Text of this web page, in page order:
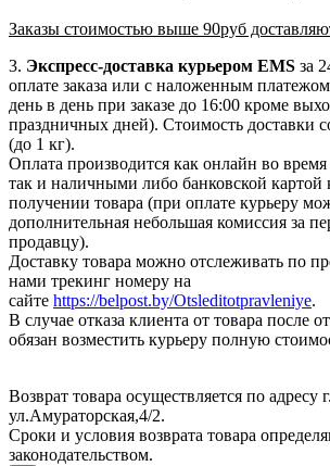
Заказы стоимостью выше 90руб
3. Экспресс-доставка курьером EMS за
оплате заказа или с наложенным
день в день при заказе до 16:00 кроме
праздничных дней). Стоимость доставки
(до 1 кг).
Оплата производится как онлайн во время
так и наличными либо банковской картой
получении товара (при оплате курьеру
дополнительная небольшая комиссия за
продавцу).
Доставку товара можно отслеживать по
нами трекинг номеру на
сайте https://belpost.by/Otsleditotpravleniye.
В случае отказа клиента от товара после
обязан возместить курьеру полную
Возврат товара осуществляется по адресу
ул.Амураторская,4/2.
Сроки и условия возврата товара
законодательством.